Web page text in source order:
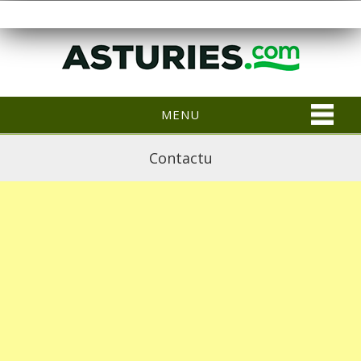
MENU
Contactu